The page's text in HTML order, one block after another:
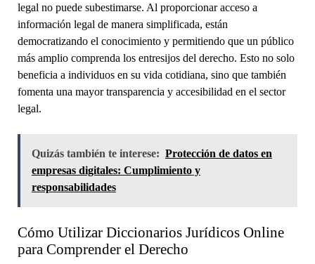
legal no puede subestimarse. Al proporcionar acceso a
información legal de manera simplificada, están
democratizando el conocimiento y permitiendo que un público
más amplio comprenda los entresijos del derecho. Esto no solo
beneficia a individuos en su vida cotidiana, sino que también
fomenta una mayor transparencia y accesibilidad en el sector
legal.
Quizás también te interese: Protección de datos en
empresas digitales: Cumplimiento y
responsabilidades
Cómo Utilizar Diccionarios Jurídicos Online
para Comprender el Derecho